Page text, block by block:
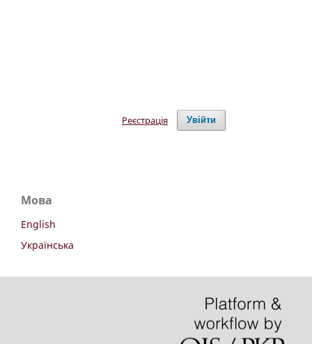
Увійти
Реєстрація
Мова
English
Українська